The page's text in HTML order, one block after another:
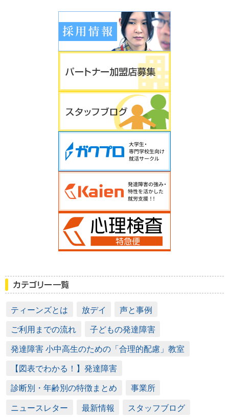
ティーンズとは 放デイ 声と事例
ご利用までの流れ 子どもの発達障害
発達障害 小中高生のための「合理的配慮」教室
【図表でわかる！】発達障害
診断別・年齢別の特徴まとめ 事業所
ニュースレター 最新情報 スタッフブログ